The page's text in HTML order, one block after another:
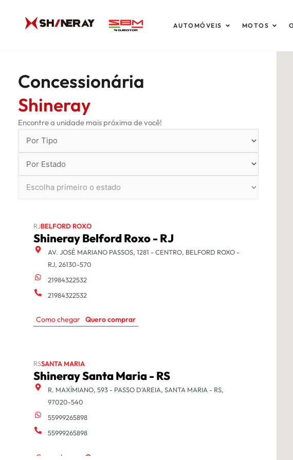
AUTOMÓVEIS Abrir Automóveis
MOTOS Abrir
Concessionária
Shineray
Encontre a unidade mais próxima de você!
RJBELFORD ROXO
Shineray Belford Roxo - RJ
AV. JOSÉ MARIANO PASSOS, 1281 - CENTRO, BELFORD ROXO -
RJ, 26130-570
21984322532
21984322532
Como chegar Quero comprar
RSSANTA MARIA
Shineray Santa Maria - RS
R. MAXÍMIANO, 593 - PASSO D'AREIA, SANTA MARIA - RS,
97020-540
55999265898
55999265898
Como chegar Quero comprar